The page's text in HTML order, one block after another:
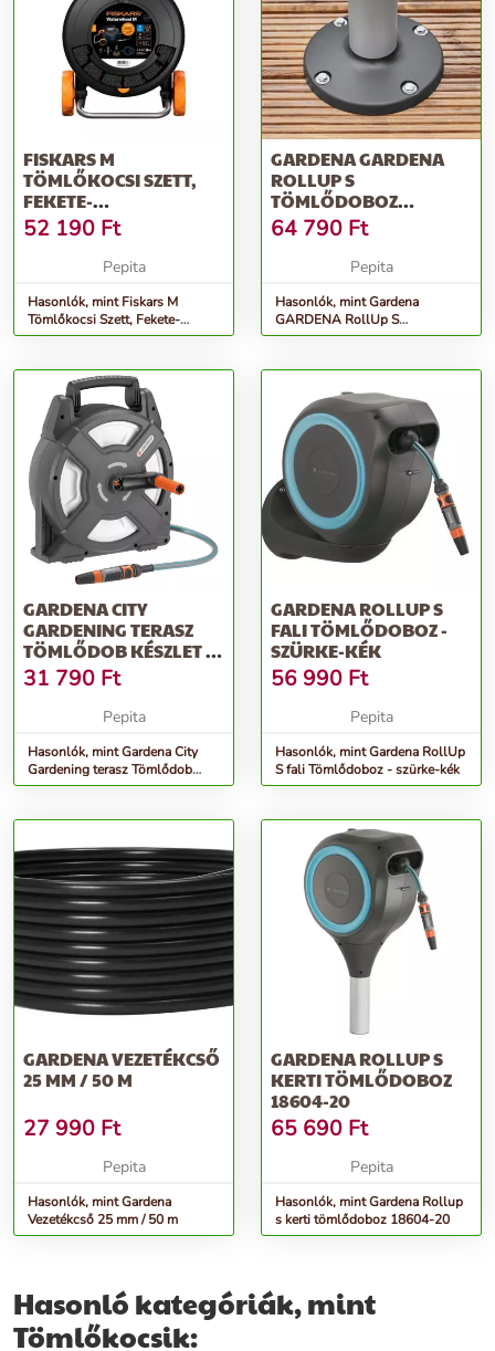
FISKARS M
TÖMLŐKOCSI SZETT,
FEKETE-
NARANCSSÁRGA
52 190 Ft
Pepita
Hasonlók, mint Fiskars M
Tömlőkocsi Szett, Fekete-
Narancssárga
GARDENA GARDENA
ROLLUP S
TÖMLŐDOBOZ
TERASZRA
64 790 Ft
Pepita
Hasonlók, mint Gardena
GARDENA RollUp S
tömlődoboz teraszra
GARDENA CITY
GARDENING TERASZ
TÖMLŐDOB KÉSZLET -
SZÜRKE
31 790 Ft
Pepita
Hasonlók, mint Gardena City
Gardening terasz Tömlődob
készlet - szürke
GARDENA ROLLUP S
FALI TÖMLŐDOBOZ -
SZÜRKE-KÉK
56 990 Ft
Pepita
Hasonlók, mint Gardena RollUp
S fali Tömlődoboz - szürke-kék
GARDENA VEZETÉKCSŐ
25 MM / 50 M
27 990 Ft
Pepita
Hasonlók, mint Gardena
Vezetékcső 25 mm / 50 m
GARDENA ROLLUP S
KERTI TÖMLŐDOBOZ
18604-20
65 690 Ft
Pepita
Hasonlók, mint Gardena Rollup
s kerti tömlődoboz 18604-20
Hasonló kategóriák, mint
Tömlőkocsik: